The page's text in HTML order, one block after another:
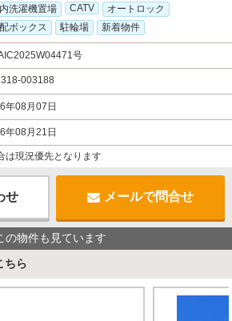
洗濯機置場
CATV
オートロック
ボックス
駐輪場 新着物件
号
003188
年08月07日
年08月21日
は現況優先となります
せ メールで問合せ
の物件も見ています
ちら